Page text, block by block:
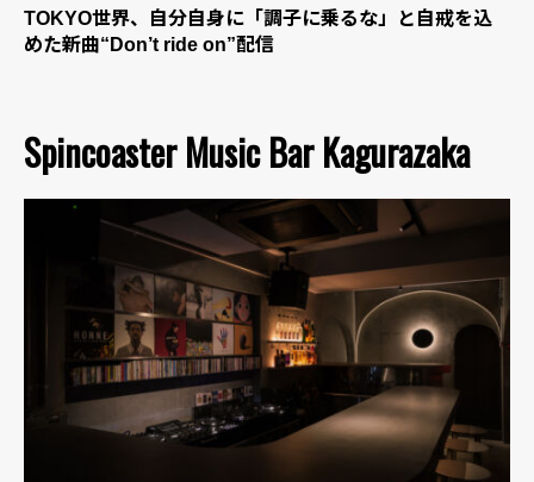
TOKYO世界、自分自身に「調子に乗るな」と自戒を込
めた新曲“Don’t ride on”配信
Spincoaster Music Bar Kagurazaka